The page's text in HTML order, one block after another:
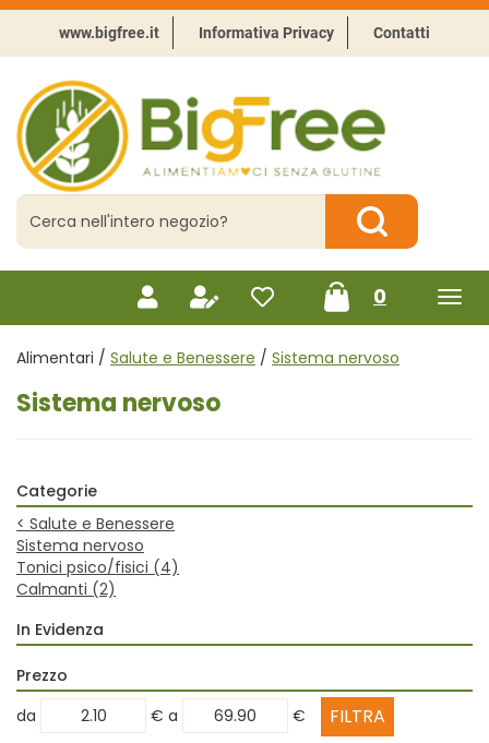
Passa
contenuto
principale
www.bigfree.it Informativa Privacy Contatti
BigFree
-
Punto
celiachia
Cerca
Prodotto
Cerca Prodotto
0prodotti
inseriti
Alimentari / Salute e Benessere / Sistema nervoso
Sistema nervoso
Categorie
< Salute e Benessere
Sistema nervoso
Tonici psico/fisici (4)
Calmanti (2)
In Evidenza
Prezzo
filtra
da € filtra
a €